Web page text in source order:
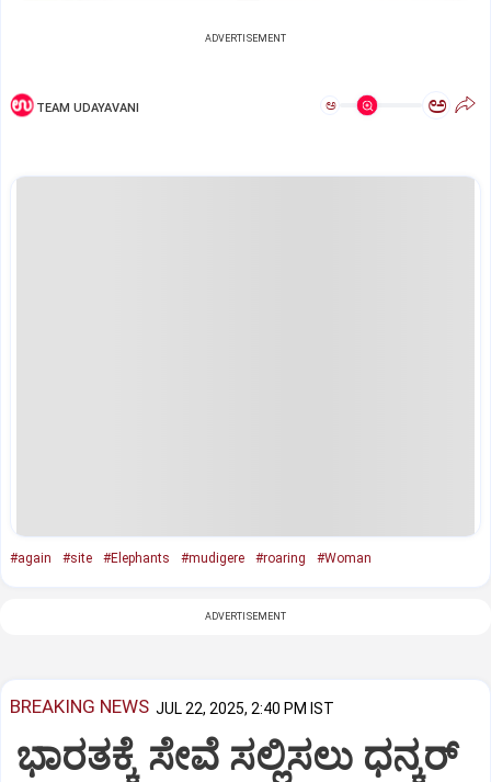
ADVERTISEMENT
TEAM UDAYAVANI ಅ ಅ
#again #site #Elephants #mudigere #roaring #Woman
ADVERTISEMENT
BREAKING NEWS JUL 22, 2025, 2:40 PM IST
ಭಾರತಕ್ಕೆ ಸೇವೆ ಸಲ್ಲಿಸಲು ಧನ್ಕರ್‌